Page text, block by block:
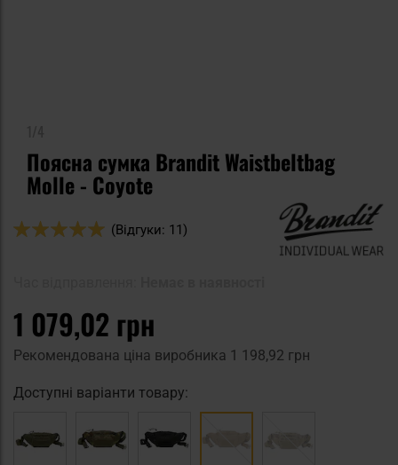
Поясна сумка Brandit Waistbeltbag
Molle - Coyote
Оцінка:
(Відгуки: 11)
1 079,02 грн
Рекомендована ціна виробника 1 198,92 грн
Доступні варіанти товару: